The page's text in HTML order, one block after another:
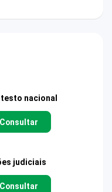
nacional
Consultar
judiciais
Consultar